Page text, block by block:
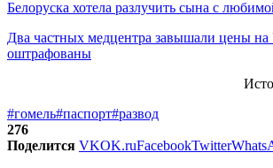
Белоруска хотела разлучить сына с
Два частных медцентра завышали цены
оштрафованы
#гомель#паспорт#развод
276
Поделится VKOK.ruFacebookTwitter